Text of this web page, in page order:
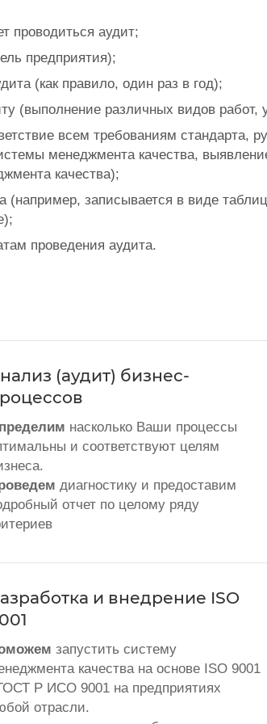
проводиться аудит;
предприятия);
(как правило, один раз в год);
(выполнение различных видов работ,
всем требованиям стандарта,
менеджмента качества,
качества);
(например, записывается в виде
проведения аудита.
(аудит) бизнес-
насколько Ваши процессы
и соответствуют целям
диагностику и предоставим
отчет по целому ряду
и внедрение ISO
запустить систему
качества на основе ISO 9001
Р ИСО 9001 на предприятиях
отрасли.